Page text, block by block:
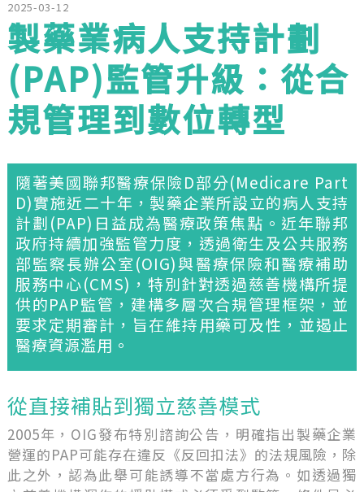
2025-03-12
製藥業病人支持計劃
(PAP)監管升級：從合
規管理到數位轉型
隨著美國聯邦醫療保險D部分(Medicare Part
D)實施近二十年，製藥企業所設立的病人支持
計劃(PAP)日益成為醫療政策焦點。近年聯邦
政府持續加強監管力度，透過衛生及公共服務
部監察長辦公室(OIG)與醫療保險和醫療補助
服務中心(CMS)，特別針對透過慈善機構所提
供的PAP監管，建構多層次合規管理框架，並
要求定期審計，旨在維持用藥可及性，並遏止
醫療資源濫用。
從直接補貼到獨立慈善模式
2005年，OIG發布特別諮詢公告，明確指出製藥企業
營運的PAP可能存在違反《反回扣法》的法規風險，除
此之外，認為此舉可能誘導不當處方行為。如透過獨